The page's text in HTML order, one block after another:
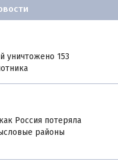
уничтожено 153
Россия потеряла
районы